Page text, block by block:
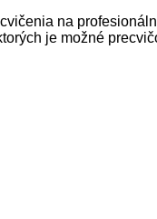
na
je možné